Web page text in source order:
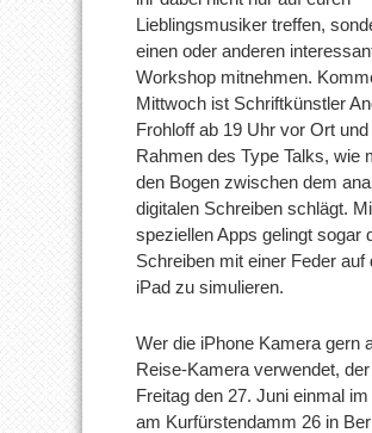
Lieblingsmusiker treffen,
einen oder anderen
Workshop mitnehmen.
Mittwoch ist Schriftkünstler
Frohloff ab 19 Uhr vor Ort
Rahmen des Type Talks, wie
den Bogen zwischen dem
digitalen Schreiben schlägt.
speziellen Apps gelingt sogar
Schreiben mit einer Feder auf
iPad zu simulieren.
Wer die iPhone Kamera gern
Reise-Kamera verwendet,
Freitag den 27. Juni einmal
am Kurfürstendamm 26 in